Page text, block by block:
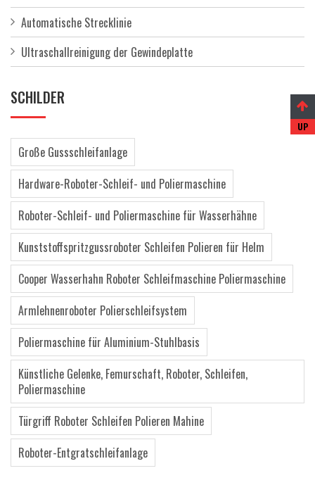
Automatische Strecklinie
Ultraschallreinigung der Gewindeplatte
SCHILDER
Große Gussschleifanlage
Hardware-Roboter-Schleif- und Poliermaschine
Roboter-Schleif- und Poliermaschine für Wasserhähne
Kunststoffspritzgussroboter Schleifen Polieren für Helm
Cooper Wasserhahn Roboter Schleifmaschine Poliermaschine
Armlehnenroboter Polierschleifsystem
Poliermaschine für Aluminium-Stuhlbasis
Künstliche Gelenke, Femurschaft, Roboter, Schleifen,
Poliermaschine
Türgriff Roboter Schleifen Polieren Mahine
Roboter-Entgratschleifanlage